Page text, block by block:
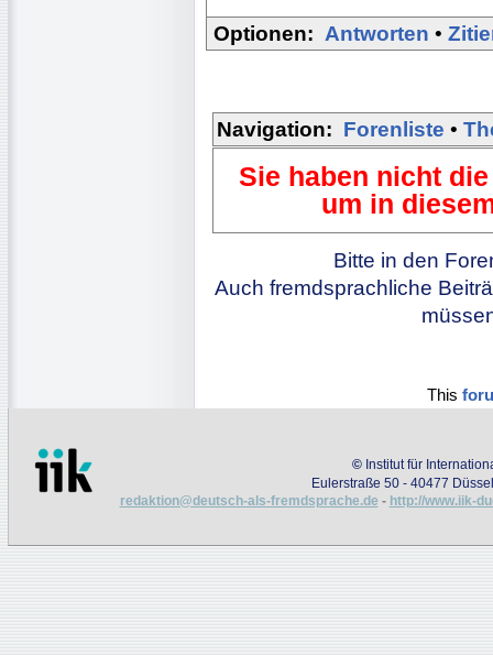
Optionen: Antworten •
Navigation: Forenliste •
Sie haben nicht
um in
Bitte in den
Auch fremdsprachliche
This
© Institut für
Eulerstraße 50 - 40477
redaktion@deutsch-als-fremdsprache.de - http://www.iik-